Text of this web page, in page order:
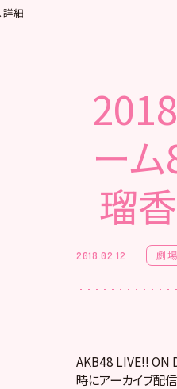
詳細
ー
瑠
2018.02.12 劇
AKB48 LIVE!! ON
時にアーカイブ配信